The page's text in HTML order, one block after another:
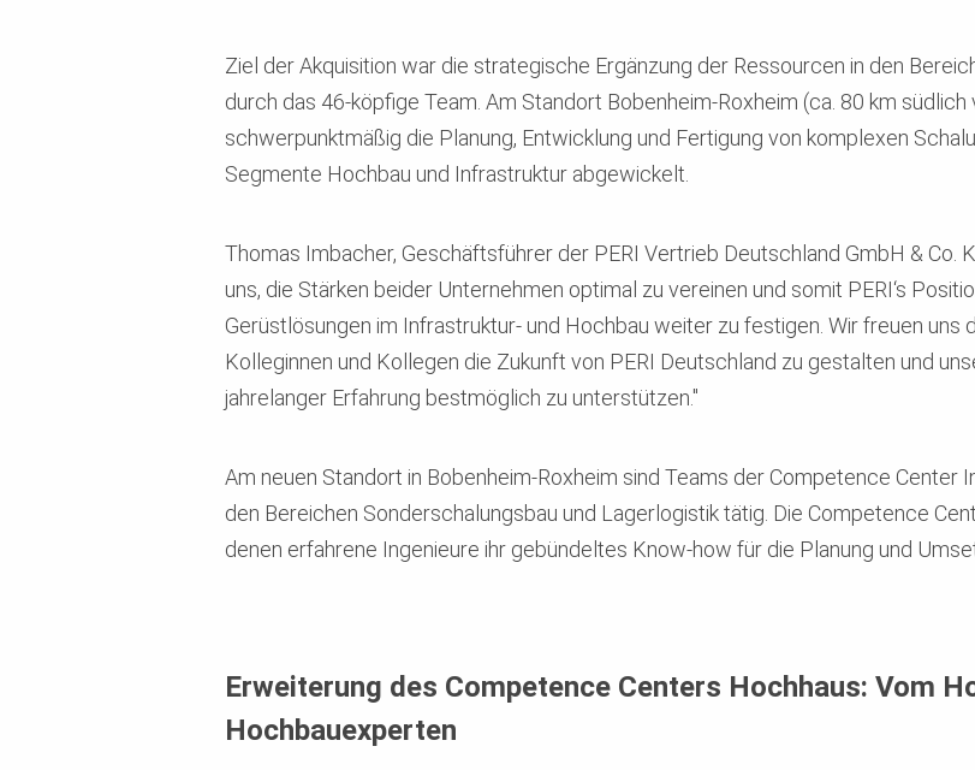
Ziel der Akquisition war die strategische Ergänzung der Ressourcen in den
durch das 46-köpfige Team. Am Standort Bobenheim-Roxheim (ca. 80 km
schwerpunktmäßig die Planung, Entwicklung und Fertigung von komplexen
Segmente Hochbau und Infrastruktur abgewickelt.
Thomas Imbacher, Geschäftsführer der PERI Vertrieb Deutschland GmbH & Co.
uns, die Stärken beider Unternehmen optimal zu vereinen und somit PERI‘s
Gerüstlösungen im Infrastruktur- und Hochbau weiter zu festigen. Wir freuen uns
Kolleginnen und Kollegen die Zukunft von PERI Deutschland zu gestalten und
jahrelanger Erfahrung bestmöglich zu unterstützen."
Am neuen Standort in Bobenheim-Roxheim sind Teams der Competence Center
den Bereichen Sonderschalungsbau und Lagerlogistik tätig. Die Competence
denen erfahrene Ingenieure ihr gebündeltes Know-how für die Planung und
Erweiterung des Competence Centers Hochhaus: Vom
Hochbauexperten